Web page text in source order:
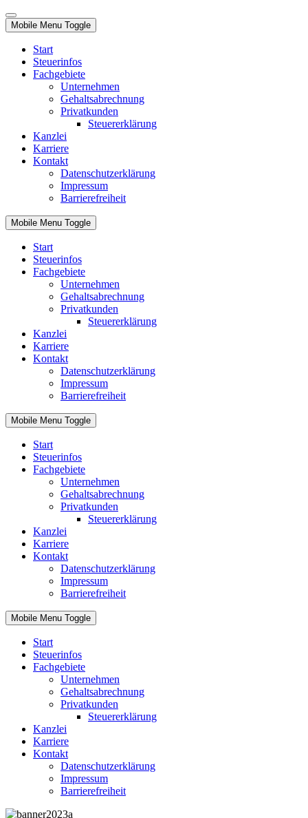
Mobile Menu Toggle
Start
Steuerinfos
Fachgebiete
Unternehmen
Gehaltsabrechnung
Privatkunden
Steuererklärung
Kanzlei
Karriere
Kontakt
Datenschutzerklärung
Impressum
Barrierefreiheit
Mobile Menu Toggle
Start
Steuerinfos
Fachgebiete
Unternehmen
Gehaltsabrechnung
Privatkunden
Steuererklärung
Kanzlei
Karriere
Kontakt
Datenschutzerklärung
Impressum
Barrierefreiheit
Mobile Menu Toggle
Start
Steuerinfos
Fachgebiete
Unternehmen
Gehaltsabrechnung
Privatkunden
Steuererklärung
Kanzlei
Karriere
Kontakt
Datenschutzerklärung
Impressum
Barrierefreiheit
Mobile Menu Toggle
Start
Steuerinfos
Fachgebiete
Unternehmen
Gehaltsabrechnung
Privatkunden
Steuererklärung
Kanzlei
Karriere
Kontakt
Datenschutzerklärung
Impressum
Barrierefreiheit